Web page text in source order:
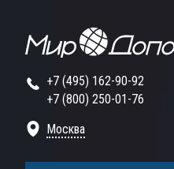
+7 (495) 162-90-92
+7 (800) 250-01-76
Москва